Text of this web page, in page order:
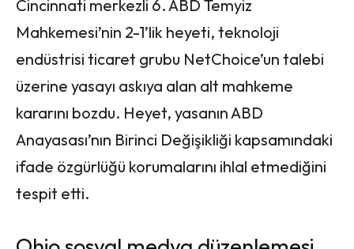
Cincinnati merkezli 6. ABD Temyiz
Mahkemesi’nin 2-1’lik heyeti, teknoloji
endüstrisi ticaret grubu NetChoice’un talebi
üzerine yasayı askıya alan alt mahkeme
kararını bozdu. Heyet, yasanın ABD
Anayasası’nın Birinci Değişikliği kapsamındaki
ifade özgürlüğü korumalarını ihlal etmediğini
tespit etti.